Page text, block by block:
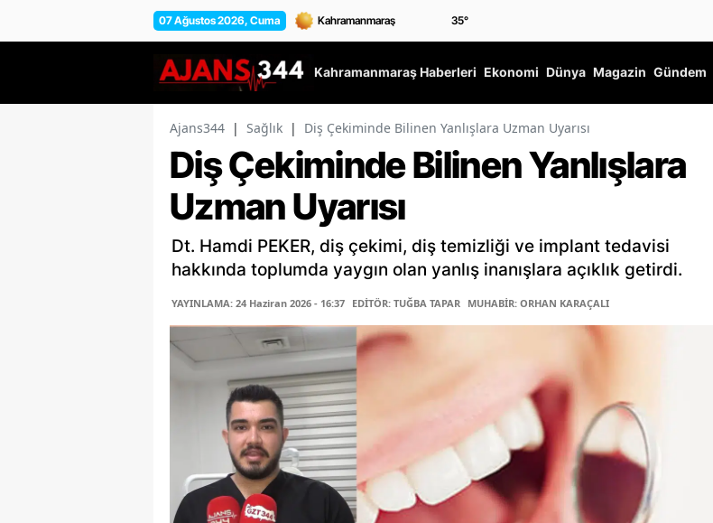
07 Ağustos 2026, Cuma 35°
Kahramanmaraş Haberleri Ekonomi Dünya Magazin Gündem
Ajans344 | Sağlık | Diş Çekiminde Bilinen Yanlışlara Uzman Uyarısı
Diş Çekiminde Bilinen Yanlışlara
Uzman Uyarısı
Dt. Hamdi PEKER, diş çekimi, diş temizliği ve implant tedavisi
hakkında toplumda yaygın olan yanlış inanışlara açıklık getirdi.
YAYINLAMA: 24 Haziran 2026 - 16:37 EDİTÖR: TUĞBA TAPAR MUHABİR: ORHAN KARAÇALI